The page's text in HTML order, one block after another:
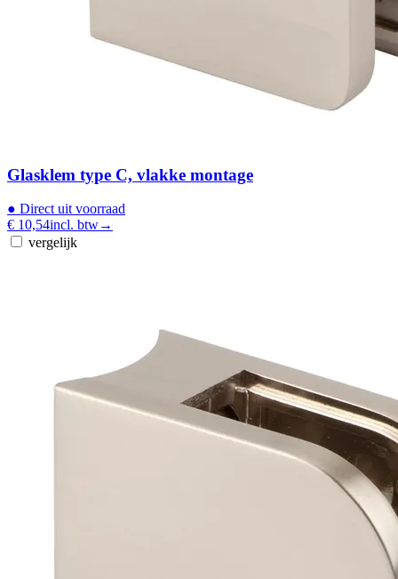
Glasklem type C, vlakke montage
● Direct uit voorraad
€ 10,54incl. btw→
vergelijk